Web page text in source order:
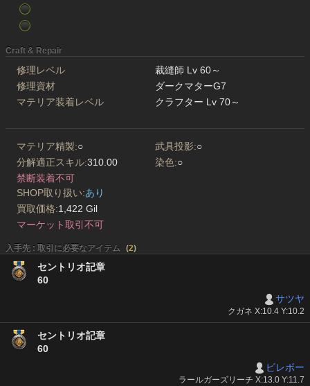
Craft & Repair
修理レベル
裁縫師 Lv 60～
修理資材
ダークマターG7
マテリア装着レベル
クラフター Lv 70～
マテリア精製:○ 武具投影:○
分解適正スキル:310.00 染色:○
禁断装着不可
SHOP取り扱い:あり
買取価格:1,422 Gil
マーケット取引不可
入手先 : 取引に必要なアイテム (2)
セントリオ記章
60
サツヤ
クガネ X:10.4 Y:10.2
セントリオ記章
60
ビレボー
ラールガーズリーチ X:13.0 Y:11.7